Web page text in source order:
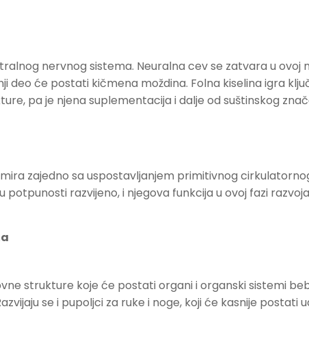
nervnog sistema. Neuralna cev se zatvara u ovoj
deo će postati kičmena moždina. Folna kiselina igra
pa je njena suplementacija i dalje od suštinskog
zajedno sa uspostavljanjem primitivnog
potpunosti razvijeno, i njegova funkcija u ovoj fazi
strukture koje će postati organi i organski sistemi
se i pupoljci za ruke i noge, koji će kasnije postati